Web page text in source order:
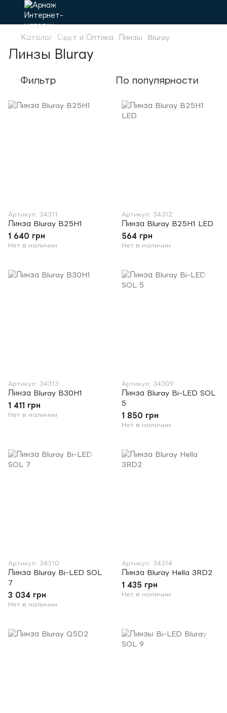
Каталог Свет и Оптика Линзы Bluray
Линзы Bluray
Фильтр По популярности
Артикул: 34311
Линза Bluray B25H1
1 640 грн
Нет в наличии
Артикул: 34312
Линза Bluray B25H1 LED
564 грн
Нет в наличии
Артикул: 34313
Линза Bluray B30H1
1 411 грн
Нет в наличии
Артикул: 34309
Линза Bluray Bi-LED SOL
5
1 850 грн
Нет в наличии
Артикул: 34310
Линза Bluray Bi-LED SOL
7
3 034 грн
Нет в наличии
Артикул: 34314
Линза Bluray Hella 3RD2
1 435 грн
Нет в наличии